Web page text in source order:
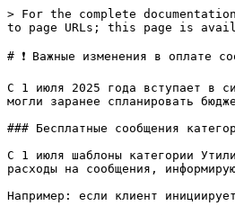
> For the complete
to page URLs; this page is
# ❗️ Важные изменения в оплате
С 1 июля 2025 года вступает в
могли заранее спланировать
### Бесплатные сообщения
С 1 июля шаблоны категории
расходы на сообщения,
Например: если клиент